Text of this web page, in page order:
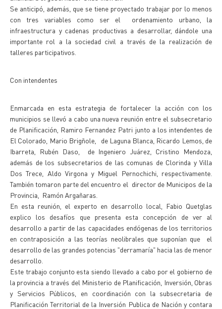
Se anticipó, además, que se tiene proyectado trabajar por lo menos
con tres variables como ser el ordenamiento urbano, la
infraestructura y cadenas productivas a desarrollar, dándole una
importante rol a la sociedad civil a través de la realización de
talleres participativos.
Con intendentes
Enmarcada en esta estrategia de fortalecer la acción con los
municipios se llevó a cabo una nueva reunión entre el subsecretario
de Planificación, Ramiro Fernandez Patri junto a los intendentes de
El Colorado, Mario Brigñole, de Laguna Blanca, Ricardo Lemos, de
Ibarreta, Rubén Daso, de Ingeniero Juárez, Cristino Mendoza,
además de los subsecretarios de las comunas de Clorinda y Villa
Dos Trece, Aldo Virgona y Miguel Pernochichi, respectivamente.
También tomaron parte del encuentro el director de Municipos de la
Provincia, Ramón Argañaras.
En esta reunión, el experto en desarrollo local, Fabio Quetglas
explico los desafíos que presenta esta concepción de ver al
desarrollo a partir de las capacidades endógenas de los territorios
en contraposición a las teorías neolibrales que suponían que el
desarrollo de las grandes potencias "derramaría" hacia las de menor
desarrollo.
Este trabajo conjunto esta siendo llevado a cabo por el gobierno de
la provincia a través del Ministerio de Planificación, Inversión, Obras
y Servicios Públicos, en coordinación con la subsecretaria de
Planificación Territorial de la Inversión Publica de Nación y contara